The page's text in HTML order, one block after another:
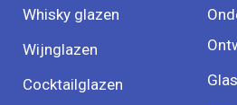
Whisky glazen
Wijnglazen
Cocktailglazen